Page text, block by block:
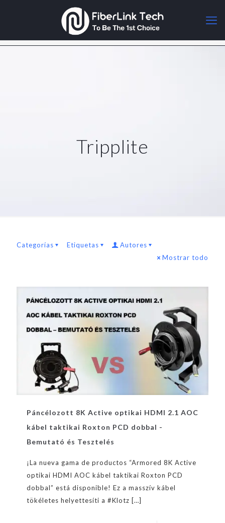
Tripplite
Categorías Etiquetas
Autores
Mostrar todo
Páncélozott 8K Active optikai HDMI 2.1 AOC
kábel taktikai Roxton PCD dobbal -
Bemutató és Tesztelés
¡La nueva gama de productos “Armored 8K Active
optikai HDMI AOC kábel taktikai Roxton PCD
dobbal” está disponible! Ez a masszív kábel
tökéletes helyettesíti a #Klotz […]